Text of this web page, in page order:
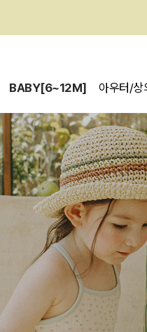
BABY[6~12M] 아우터/상